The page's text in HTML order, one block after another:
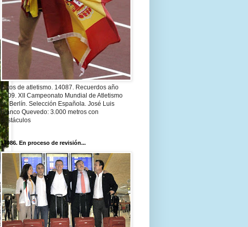
Fotos de atletismo. 14087. Recuerdos año
2009. XII Campeonato Mundial de Atletismo
en Berlín. Selección Española. José Luis
Blanco Quevedo: 3.000 metros con
obstáculos
14086. En proceso de revisión...